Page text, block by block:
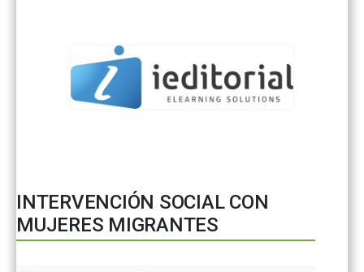
INTERVENCIÓN SOCIAL CON
MUJERES MIGRANTES